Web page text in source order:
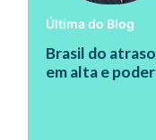
Última do Blog
Brasil do
em alta e